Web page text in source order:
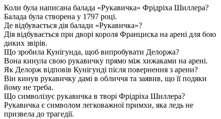
Коли була написана балада «Рукавичка» Фрідріха Шиллера?
Балада була створена у 1797 році.
Де відбувається дія балади «Рукавичка»?
Дія відбувається при дворі короля Франциска на арені для бою
диких звірів.
Що зробила Кунігунда, щоб випробувати Делоржа?
Вона кинула свою рукавичку прямо між хижаками на арені.
Як Делорж відповів Кунігунді після повернення з арени?
Він кинув рукавичку дамі в обличчя та заявив, що її подяки
йому не треба.
Що символізує рукавичка в творі Фрідріха Шиллера?
Рукавичка є символом легковажної примхи, яка ледь не
призвела до трагедії.